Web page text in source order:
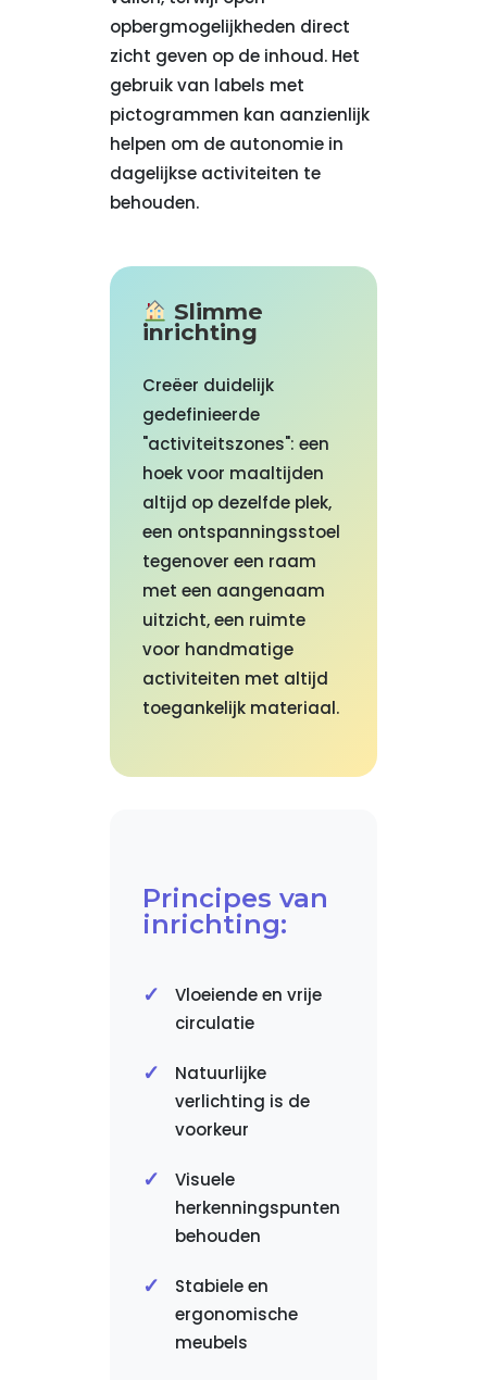
opbergmogelijkheden direct
zicht geven op de inhoud. Het
gebruik van labels met
pictogrammen kan aanzienlijk
helpen om de autonomie in
dagelijkse activiteiten te
behouden.
Slimme
inrichting
Creëer duidelijk
gedefinieerde
"activiteitszones": een
hoek voor maaltijden
altijd op dezelfde plek,
een ontspanningsstoel
tegenover een raam
met een aangenaam
uitzicht, een ruimte
voor handmatige
activiteiten met altijd
toegankelijk materiaal.
Principes van
inrichting:
Vloeiende en vrije
circulatie
Natuurlijke
verlichting is de
voorkeur
Visuele
herkenningspunten
behouden
Stabiele en
ergonomische
meubels